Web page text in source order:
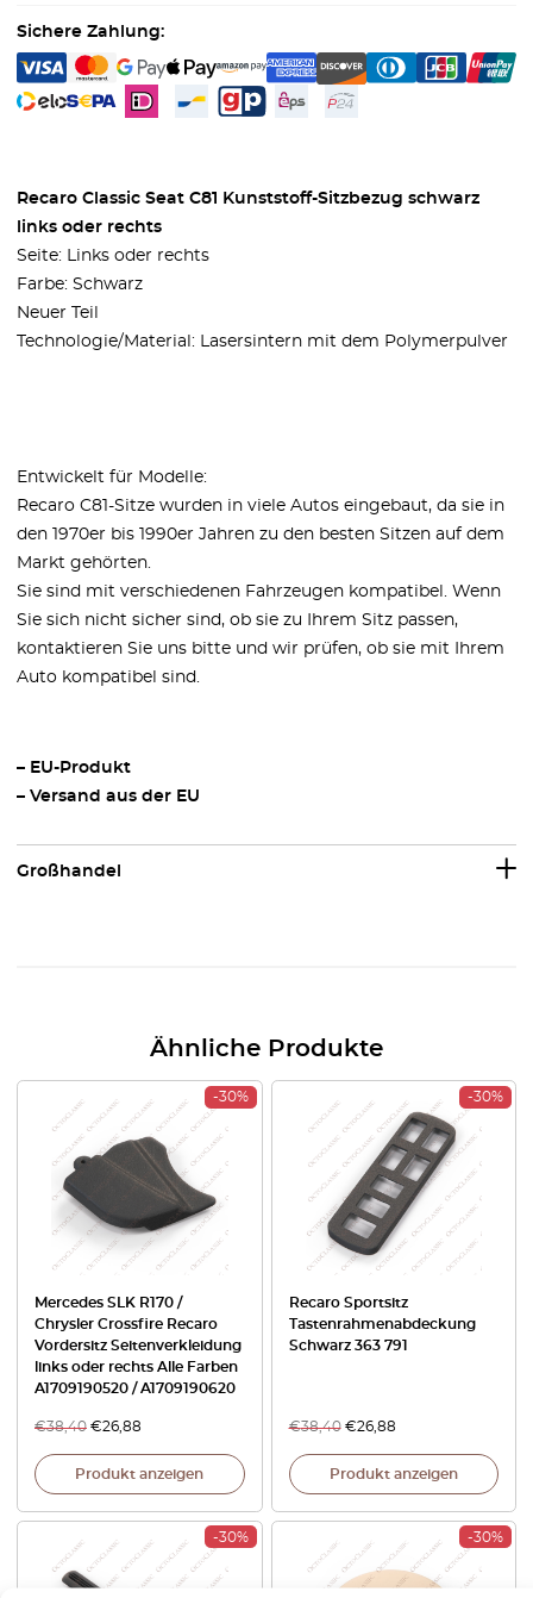
Sichere Zahlung:
Recaro Classic Seat C81 Kunststoff-Sitzbezug schwarz
links oder rechts
Seite: Links oder rechts
Farbe: Schwarz
Neuer Teil
Technologie/Material: Lasersintern mit dem Polymerpulver
Entwickelt für Modelle:
Recaro C81-Sitze wurden in viele Autos eingebaut, da sie in
den 1970er bis 1990er Jahren zu den besten Sitzen auf dem
Markt gehörten.
Sie sind mit verschiedenen Fahrzeugen kompatibel. Wenn
Sie sich nicht sicher sind, ob sie zu Ihrem Sitz passen,
kontaktieren Sie uns bitte und wir prüfen, ob sie mit Ihrem
Auto kompatibel sind.
– EU-Produkt
– Versand aus der EU
Großhandel
Ähnliche Produkte
-30%
Mercedes SLK R170 /
Chrysler Crossfire Recaro
Vordersitz Seitenverkleidung
links oder rechts Alle Farben
A1709190520 / A1709190620
€38,40 €26,88
Produkt anzeigen
-30%
Recaro Sportsitz
Tastenrahmenabdeckung
Schwarz 363 791
€38,40 €26,88
Produkt anzeigen
-30% -30%